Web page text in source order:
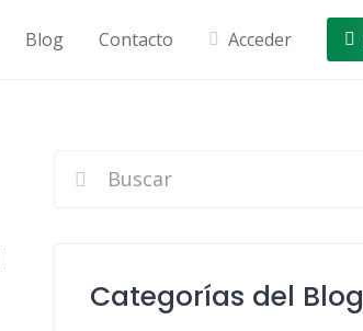
Blog Contacto Acceder
Categorías del Blog